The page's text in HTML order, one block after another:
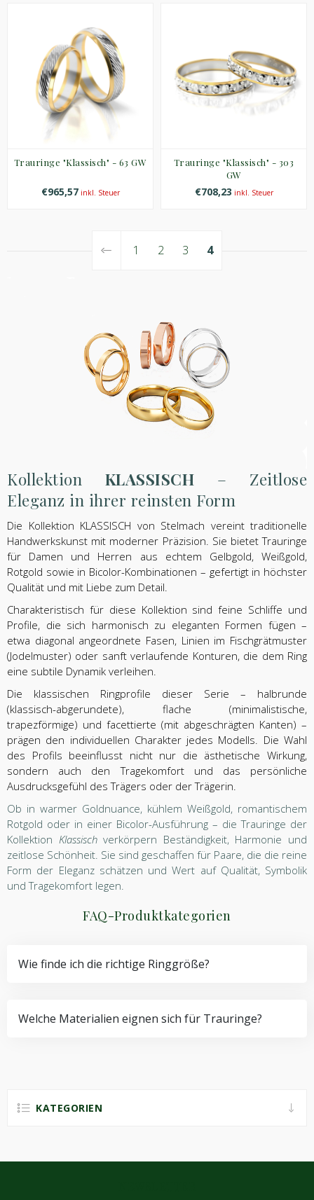
Trauringe "Klassisch" - 63 GW
€965,57inkl. Steuer
Trauringe "Klassisch" - 303
GW
€708,23 inkl. Steuer
1 2 3 4
Kollektion KLASSISCH – Zeitlose
Eleganz in ihrer reinsten Form
Die Kollektion KLASSISCH von Stelmach vereint traditionelle
Handwerkskunst mit moderner Präzision. Sie bietet Trauringe
für Damen und Herren aus echtem Gelbgold, Weißgold,
Rotgold sowie in Bicolor-Kombinationen – gefertigt in höchster
Qualität und mit Liebe zum Detail.
Charakteristisch für diese Kollektion sind feine Schliffe und
Profile, die sich harmonisch zu eleganten Formen fügen –
etwa diagonal angeordnete Fasen, Linien im Fischgrätmuster
(Jodelmuster) oder sanft verlaufende Konturen, die dem Ring
eine subtile Dynamik verleihen.
Die klassischen Ringprofile dieser Serie – halb­runde
(klassisch-abgerundete), flache (minimalistische,
trapezförmige) und facettierte (mit abgeschrägten Kanten) –
prägen den individuellen Charakter jedes Modells. Die Wahl
des Profils beeinflusst nicht nur die ästhetische Wirkung,
sondern auch den Tragekomfort und das persönliche
Ausdrucksgefühl des Trägers oder der Trägerin.
Ob in warmer Goldnuance, kühlem Weißgold, romantischem
Rotgold oder in einer Bicolor-Ausführung – die Trauringe der
Kollektion Klassischverkörpern Beständigkeit, Harmonie und
zeitlose Schönheit. Sie sind geschaffen für Paare, die die reine
Form der Eleganz schätzen und Wert auf Qualität, Symbolik
und Tragekomfort legen.
FAQ-Produktkategorien
Wie finde ich die richtige Ringgröße?
Welche Materialien eignen sich für Trauringe?
KATEGORIEN